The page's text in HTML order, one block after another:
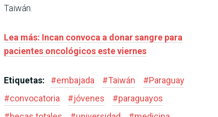
Taiwán.
Lea más: Incan convoca a donar sangre para
pacientes oncológicos este viernes
Etiquetas: #embajada #Taiwán #Paraguay
#convocatoria #jóvenes #paraguayos